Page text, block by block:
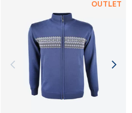
OUTLET